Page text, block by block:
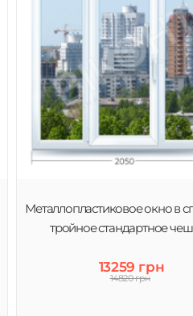
Металлопластиковое окно в
тройное стандартное
13259 грн
14820 грн